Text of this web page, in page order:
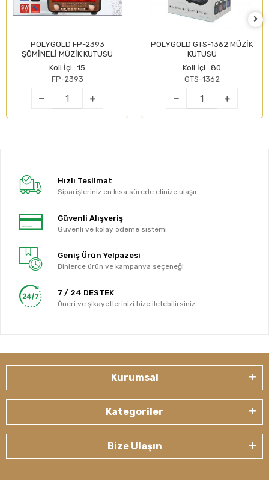
POLYGOLD FP-2393
ŞÖMİNELİ MÜZİK KUTUSU
Koli İçi : 15
FP-2393
POLYGOLD GTS-1362 MÜZİK
KUTUSU
Koli İçi : 80
GTS-1362
Hızlı Teslimat
Siparişleriniz en kısa sürede elinize ulaşır.
Güvenli Alışveriş
Güvenli ve kolay ödeme sistemi
Geniş Ürün Yelpazesi
Binlerce ürün ve kampanya seçeneği
7 / 24 DESTEK
Öneri ve şikayetlerinizi bize iletebilirsiniz.
Kurumsal
Kategoriler
Bize Ulaşın